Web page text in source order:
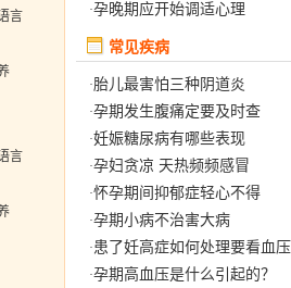
言
言
·孕晚期应开始调适心理
常见疾病
·胎儿最害怕三种阴道炎
·孕期发生腹痛定要及时查
·妊娠糖尿病有哪些表现
·孕妇贪凉 天热频频感冒
·怀孕期间抑郁症轻心不得
·孕期小病不治害大病
·患了妊高症如何处理要看血压
·孕期高血压是什么引起的？